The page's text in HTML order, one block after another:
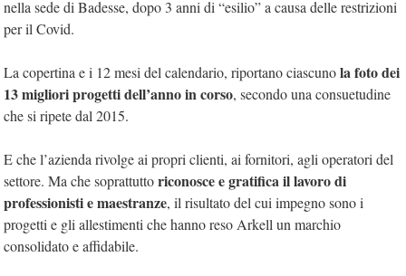
nella sede di Badesse, dopo 3 anni di “esilio” a causa delle restrizioni
per il Covid.
La copertina e i 12 mesi del calendario, riportano ciascunola foto dei
13 migliori progetti dell’anno in corso, secondo una consuetudine
che si ripete dal 2015.
E che l’azienda rivolge ai propri clienti, ai fornitori, agli operatori del
settore. Ma che soprattuttoriconosce e gratifica il lavoro di
professionisti e maestranze, il risultato del cui impegno sono i
progetti e gli allestimenti che hanno reso Arkell un marchio
consolidato e affidabile.